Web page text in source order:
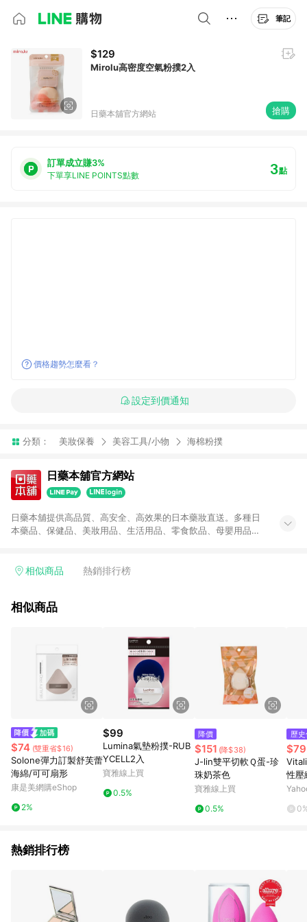
筆記
$129
Mirolu高密度空氣粉撲2入
日藥本舖官方網站 搶購
訂單成立賺3%
下單享LINE POINTS點數 3點
價格趨勢怎麼看？
設定到價通知
分類： 美妝保養 美容工具/小物 海棉粉撲
日藥本舖官方網站
日藥本舖提供高品質、高安全、高效果的日本藥妝直送。多種日
本藥品、保健品、美妝用品、生活用品、零食飲品、母嬰用品，
相似商品 熱銷排行榜
相似商品
$74 (雙重省$16)
Solone彈力訂製舒芙蕾
海綿/可可扇形
康是美網購eShop
2%
$99
Lumina氣墊粉撲-RUB
YCELL2入
寶雅線上買
0.5%
降價
$151 (降$38)
J-lin雙平切軟Ｑ蛋-珍
珠奶茶色
寶雅線上買
0.5%
歷
$79
性壓
入【
熱銷排行榜